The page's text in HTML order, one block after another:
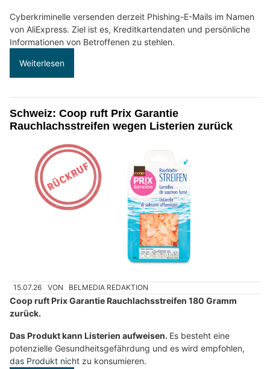
Cyberkriminelle versenden derzeit Phishing-E-Mails im Namen
von AliExpress. Ziel ist es, Kreditkartendaten und persönliche
Informationen von Betroffenen zu stehlen.
Weiterlesen
Schweiz: Coop ruft Prix Garantie
Rauchlachsstreifen wegen Listerien zurück
15.07.26 VON BELMEDIA REDAKTION
Coop ruft Prix Garantie Rauchlachsstreifen 180 Gramm
zurück.
Das Produkt kann Listerien aufweisen. Es besteht eine
potenzielle Gesundheitsgefährdung und es wird empfohlen,
das Produkt nicht zu konsumieren.